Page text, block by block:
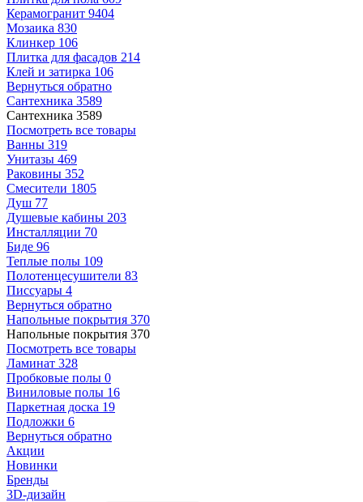
Керамогранит 9404
Мозаика 830
Клинкер 106
Плитка для фасадов 214
Клей и затирка 106
Вернуться обратно
Сантехника 3589
Сантехника 3589
Посмотреть все товары
Ванны 319
Унитазы 469
Раковины 352
Смесители 1805
Душ 77
Душевые кабины 203
Инсталляции 70
Биде 96
Теплые полы 109
Полотенцесушители 83
Писсуары 4
Вернуться обратно
Напольные покрытия 370
Напольные покрытия 370
Посмотреть все товары
Ламинат 328
Пробковые полы 0
Виниловые полы 16
Паркетная доска 19
Подложки 6
Вернуться обратно
Акции
Новинки
Бренды
3D-дизайн